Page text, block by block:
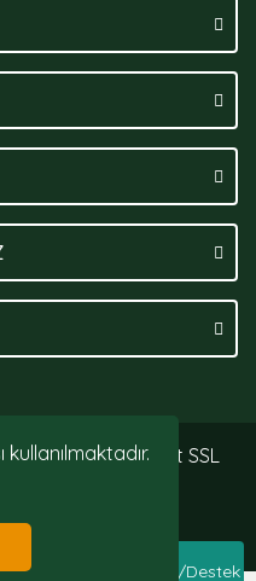
Whatsapp Sipariş/Destek
bilgileriniz 256bit SSL